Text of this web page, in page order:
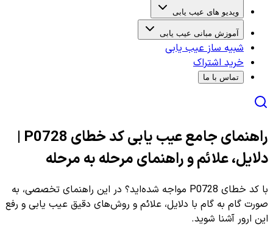
ویدیو های عیب یابی
آموزش مبانی عیب یابی
شبیه ساز عیب یابی
خرید اشتراک
تماس با ما
راهنمای جامع عیب یابی کد خطای P0728 |
دلایل، علائم و راهنمای مرحله به مرحله
با کد خطای P0728 مواجه شده‌اید؟ در این راهنمای تخصصی، به
صورت گام به گام با دلایل، علائم و روش‌های دقیق عیب یابی و رفع
این ارور آشنا شوید.